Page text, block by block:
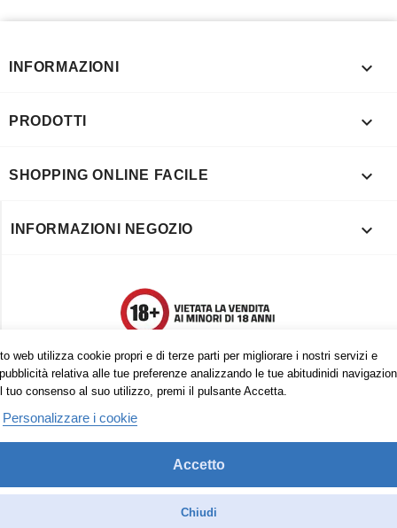
web utilizza cookie propri e di terze parti per migliorare i nostri servizi e
relativa alle tue preferenze analizzando le tue abitudinidi
tuo consenso al suo utilizzo, premi il pulsante Accetta.
Personalizzare i cookie
Accetto
Chiudi
INFORMAZIONI 
PRODOTTI 
SHOPPING ONLINE FACILE 
INFORMAZIONI NEGOZIO 
Trovaci anche su: